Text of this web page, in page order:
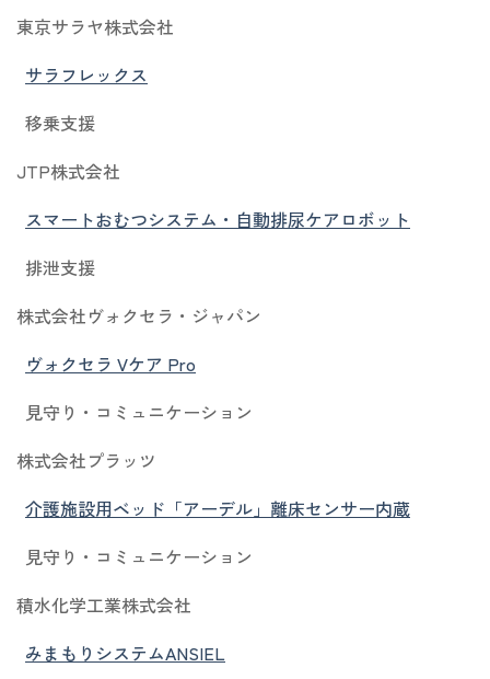
東京サラヤ株式会社
サラフレックス
移乗支援
JTP株式会社
スマートおむつシステム・自動排尿ケアロボット
排泄支援
株式会社ヴォクセラ・ジャパン
ヴォクセラ Vケア Pro
見守り・コミュニケーション
株式会社プラッツ
介護施設用ベッド「アーデル」離床センサー内蔵
見守り・コミュニケーション
積水化学工業株式会社
みまもりシステムANSIEL